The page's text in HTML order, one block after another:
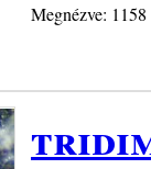
Megnézve: